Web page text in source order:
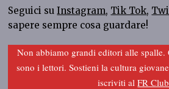
Seguici suInstagram, Tik Tok,
sapere sempre cosa guardare!
Non abbiamo grandi editori alle
sono i lettori. Sostieni la cultura
iscriviti alFR Club